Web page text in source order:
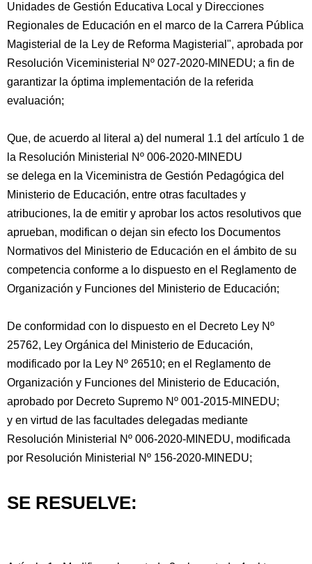
Unidades de Gestión Educativa Local y Direcciones
Regionales de Educación en el marco de la Carrera Pública
Magisterial de la Ley de Reforma Magisterial", aprobada por
Resolución Viceministerial Nº 027-2020-MINEDU; a fin de
garantizar la óptima implementación de la referida
evaluación;
Que, de acuerdo al literal a) del numeral 1.1 del artículo 1 de
la Resolución Ministerial Nº 006-2020-MINEDU
se delega en la Viceministra de Gestión Pedagógica del
Ministerio de Educación, entre otras facultades y
atribuciones, la de emitir y aprobar los actos resolutivos que
aprueban, modifican o dejan sin efecto los Documentos
Normativos del Ministerio de Educación en el ámbito de su
competencia conforme a lo dispuesto en el Reglamento de
Organización y Funciones del Ministerio de Educación;
De conformidad con lo dispuesto en el Decreto Ley Nº
25762, Ley Orgánica del Ministerio de Educación,
modificado por la Ley Nº 26510; en el Reglamento de
Organización y Funciones del Ministerio de Educación,
aprobado por Decreto Supremo Nº 001-2015-MINEDU;
y en virtud de las facultades delegadas mediante
Resolución Ministerial Nº 006-2020-MINEDU, modificada
por Resolución Ministerial Nº 156-2020-MINEDU;
SE RESUELVE: